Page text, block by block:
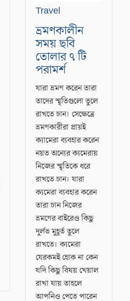
Travel
ভ্রমণকালীন
সময় ছবি
তোলার ৭ টি
পরামর্শ
যারা ভ্রমণ করেন তারা
তাদের স্মৃতিগুলো তুলে
রাখতে চান। সেক্ষেত্রে
ভ্রমণকারীরা প্রায়ই
ক্যামেরা ব্যবহার করেন
নয়ত অন্যের ক্যমেরায়
নিজের স্মৃতিকে ধরে
রাখতে চান। যারা
ক্যমেরা ব্যবহার করেন
তারা চান নিজের
ভ্রমণের বাইরেও কিছু
দুর্লভ মুহূর্ত তুলে
রাখতে। ক্যমেরা
যেরকমই হোক না কেন
যদি কিছু বিষয় খেয়াল
রাখা যায় তাহলে
আপনিও পেতে পারেন